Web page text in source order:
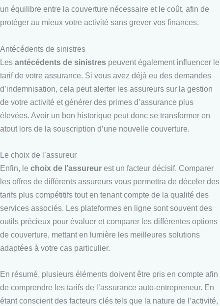
un équilibre entre la couverture nécessaire et le coût, afin de
protéger au mieux votre activité sans grever vos finances.
Antécédents de sinistres
Les antécédents de sinistres peuvent également influencer le
tarif de votre assurance. Si vous avez déjà eu des demandes
d’indemnisation, cela peut alerter les assureurs sur la gestion
de votre activité et générer des primes d’assurance plus
élevées. Avoir un bon historique peut donc se transformer en
atout lors de la souscription d’une nouvelle couverture.
Le choix de l’assureur
Enfin, le choix de l’assureur est un facteur décisif. Comparer
les offres de différents assureurs vous permettra de déceler des
tarifs plus compétitifs tout en tenant compte de la qualité des
services associés. Les plateformes en ligne sont souvent des
outils précieux pour évaluer et comparer les différentes options
de couverture, mettant en lumière les meilleures solutions
adaptées à votre cas particulier.
En résumé, plusieurs éléments doivent être pris en compte afin
de comprendre les tarifs de l’assurance auto-entrepreneur. En
étant conscient des facteurs clés tels que la nature de l’activité,